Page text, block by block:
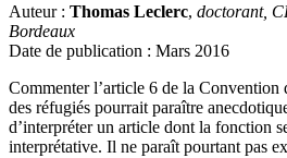
Auteur : Thomas Leclerc, doctorant,
Bordeaux
Date de publication : Mars 2016
Commenter l’article 6 de la Convention
des réfugiés pourrait paraître
d’interpréter un article dont la fonction
interprétative. Il ne paraît pourtant pas